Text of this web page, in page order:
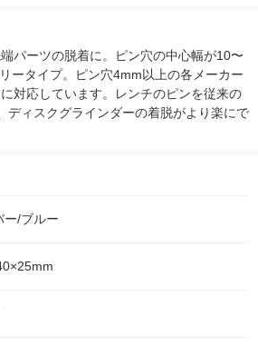
オリジナル
パーツの脱着に。ピン穴の中心幅が10〜
ータイプ。ピン穴4mm以上の各メーカー
対応しています。レンチのピンを従来の
ディスクグラインダーの着脱がより楽にで
ー/ブルー